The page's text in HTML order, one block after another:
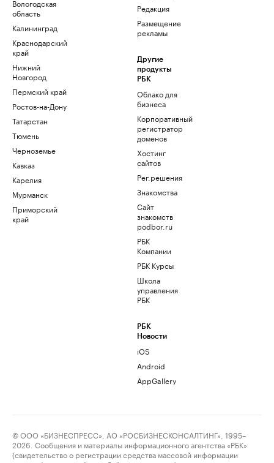
Вологодская
область
Калининград
Краснодарский
край
Нижний
Новгород
Пермский край
Ростов-на-Дону
Татарстан
Тюмень
Черноземье
Кавказ
Карелия
Мурманск
Приморский
край
Редакция
Размещение
рекламы
Другие
продукты
РБК
Облако для
бизнеса
Корпоративный
регистратор
доменов
Хостинг
сайтов
Рег.решения
Знакомства
Сайт
знакомств
podbor.ru
РБК
Компании
РБК Курсы
Школа
управления
РБК
РБК
Новости
iOS
Android
AppGallery
© ООО «БИЗНЕСПРЕСС», АО «РОСБИЗНЕСКОНСАЛТИНГ», 1995–
2026. Сообщения и материалы информационного агентства «РБК»
(свидетельство о регистрации средства массовой информации